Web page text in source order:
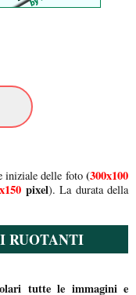
iniziale delle foto (300x100
pixel). La durata della
RUOTANTI
tutte le immagini e